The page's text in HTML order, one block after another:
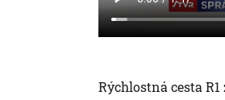
Rýchlostná cesta